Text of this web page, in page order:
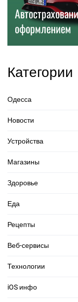
оформлением
Категории
Одесса
Новости
Устройства
Магазины
Здоровье
Еда
Рецепты
Веб-сервисы
Технологии
iOS инфо